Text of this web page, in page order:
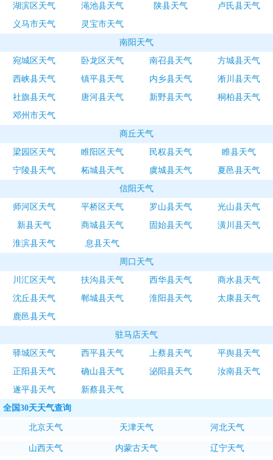
湖滨区天气
渑池县天气 陕县天气
卢氏县天气
义马市天气
灵宝市天气
南阳天气
宛城区天气
卧龙区天气 南召县天气
方城县天气
西峡县天气
镇平县天气 内乡县天气
淅川县天气
社旗县天气
唐河县天气 新野县天气
桐柏县天气
邓州市天气
商丘天气
梁园区天气
睢阳区天气 民权县天气
睢县天气
宁陵县天气
柘城县天气 虞城县天气
夏邑县天气
信阳天气
师河区天气
平桥区天气 罗山县天气
光山县天气
新县天气
商城县天气 固始县天气
潢川县天气
淮滨县天气
息县天气
周口天气
川汇区天气
扶沟县天气 西华县天气
商水县天气
沈丘县天气
郸城县天气 淮阳县天气
太康县天气
鹿邑县天气
驻马店天气
驿城区天气
西平县天气 上蔡县天气
平舆县天气
正阳县天气
确山县天气 泌阳县天气
汝南县天气
遂平县天气
新蔡县天气
全国30天天气查询
北京天气 天津天气 河北天气
山西天气 内蒙古天气 辽宁天气